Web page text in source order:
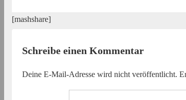
[mashshare]
Schreibe einen Kommentar
Deine E-Mail-Adresse wird nicht veröffentlicht.